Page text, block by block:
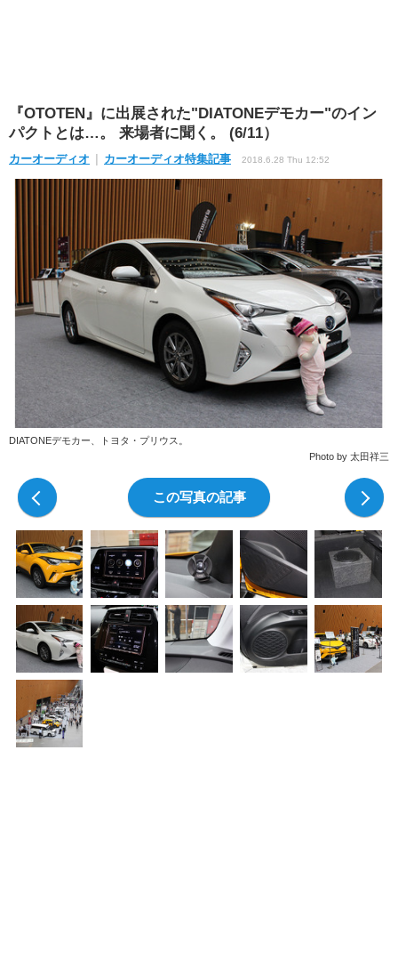
『OTOTEN』に出展された"DIATONEデモカー"のイン
パクトとは…。 来場者に聞く。 (6/11）
カーオーディオ カーオーディオ特集記事 2018.6.28 Thu 12:52
DIATONEデモカー、トヨタ・プリウス。
Photo by 太田祥三
この写真の記事